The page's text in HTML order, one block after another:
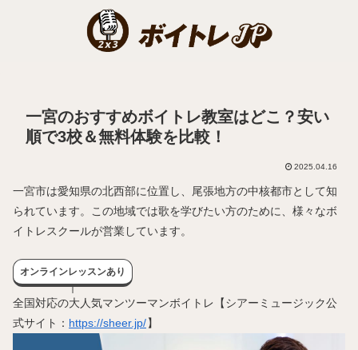
一宮のおすすめボイトレ教室はどこ？安い
順で3校＆無料体験を比較！
2025.04.16
一宮市は愛知県の北西部に位置し、尾張地方の中核都市として知
られています。この地域では歌を学びたい方のために、様々なボ
イトレスクールが営業しています。
オンラインレッスンあり
全国対応の大人気マンツーマンボイトレ【シアーミュージック公
式サイト： https://sheer.jp/】